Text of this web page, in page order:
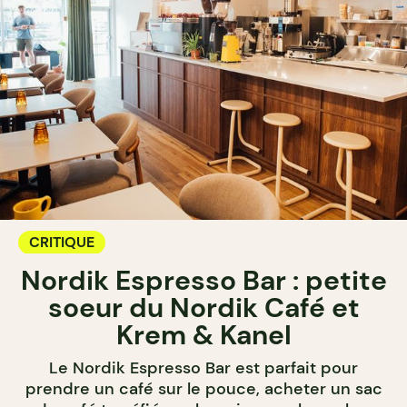
CRITIQUE
Nordik Espresso Bar : petite
soeur du Nordik Café et
Krem & Kanel
Le Nordik Espresso Bar est parfait pour
prendre un café sur le pouce, acheter un sac